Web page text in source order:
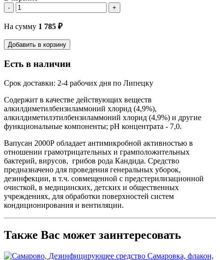
- +
На сумму 1 785 ₽
Добавить в корзину
Есть в наличии
Срок доставки: 2-4 рабочих дня по Липецку
Содержит в качестве действующих веществ
алкилдиметилбензиламмоний хлорид (4,9%),
алкилдиметилэтилбензиламмоний хлорид (4,9%) и другие
функциональные компоненты; рН концентрата - 7,0.
Вапусан 2000Р обладает антимикробной активностью в
отношении грамотрицательных и грамположительных
бактерий, вирусов, грибов рода Кандида. Средство
предназначено для проведения генеральных уборок,
дезинфекции, в т.ч. совмещенной с предстерилизационной
очисткой, в медицинских, детских и общественных
учреждениях, для обработки поверхностей систем
кондиционирования и вентиляции.
Также Вас может заинтересовать